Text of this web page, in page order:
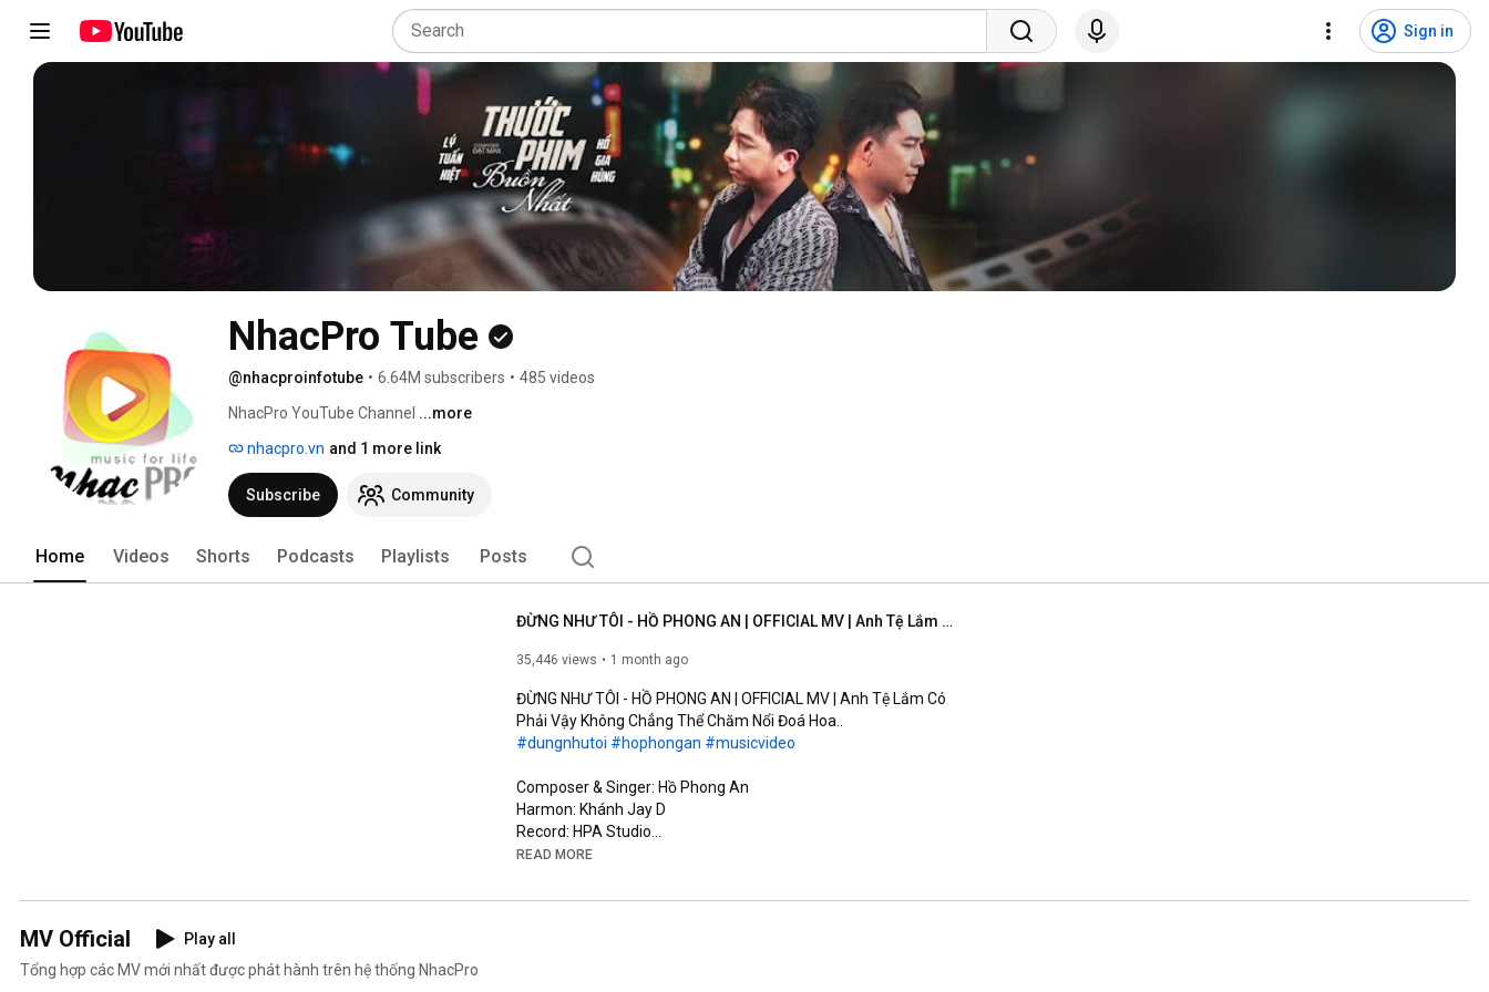
Sign in
NhacPro Tube
@nhacproinfotube • 6.64M subscribers • 485 videos
NhacPro YouTube Channel ...more
nhacpro.vn and 1 more link
Subscribe Community
Home Videos Shorts Podcasts Playlists Posts
ĐỪNG NHƯ TÔI - HỒ PHONG AN | OFFICIAL MV | Anh Tệ Lắm Có Phải Vậy Không Chẳng Thể Chăm Nổi Đoá Hoa..
35,446 views 1 month ago
ĐỪNG NHƯ TÔI - HỒ PHONG AN | OFFICIAL MV | Anh Tệ Lắm Có
#dungnhutoi #hophongan #musicvideo
Composer & Singer: Hồ Phong An
Harmon: Khánh Jay D
Record: HPA Studio
Mix Master & Background Vocal: Đinh Hoàng Quốc
Screenwriter: Võ Thị Bích Trâm
READ MORE
MV Official
Play all
Tổng hợp các MV mới nhất được phát hành trên hệ thống NhacPro